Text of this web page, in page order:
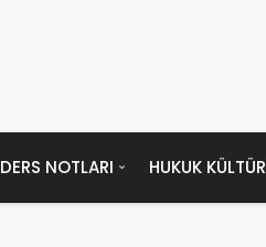
DERS NOTLARI HUKUK KÜLTÜR